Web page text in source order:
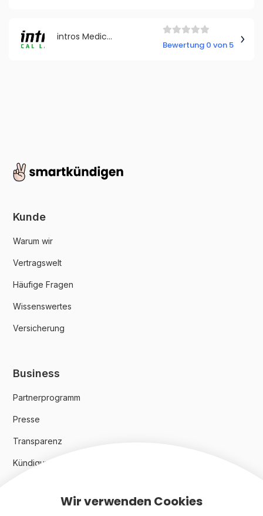
intros Medical Laser
Bewertung 0 von 5
Kunde
Warum wir
Vertragswelt
Häufige Fragen
Wissenswertes
Versicherung
Business
Partnerprogramm
Presse
Transparenz
Kündigungsindex 2024
RechtlichesWir verwenden Cookies